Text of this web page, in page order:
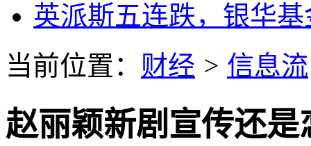
英派斯五连跌，银华
当前位置： 财经 > 信息流
赵丽颖新剧宣传还